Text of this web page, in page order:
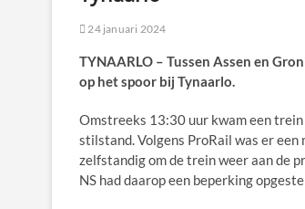
24 januari 2024
TYNAARLO – Tussen Assen en
op het spoor bij Tynaarlo.
Omstreeks 13:30 uur kwam een
stilstand. Volgens ProRail was er
zelfstandig om de trein weer aan de
NS had daarop een beperking